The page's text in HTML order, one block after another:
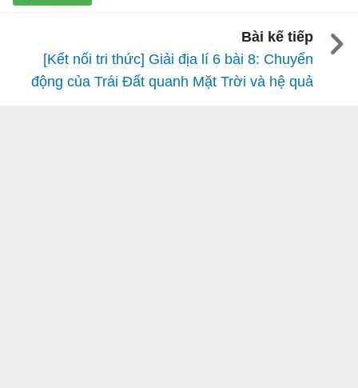
Bài kế tiếp
[Kết nối tri thức] Giải địa lí 6 bài 8: Chuyển
động của Trái Đất quanh Mặt Trời và hệ quả